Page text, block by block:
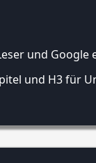
und Google
und H3 für